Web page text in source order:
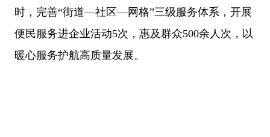
时，完善“街道—社区—网格”三级服务体系，开展
便民服务进企业活动5次，惠及群众500余人次，以
暖心服务护航高质量发展。